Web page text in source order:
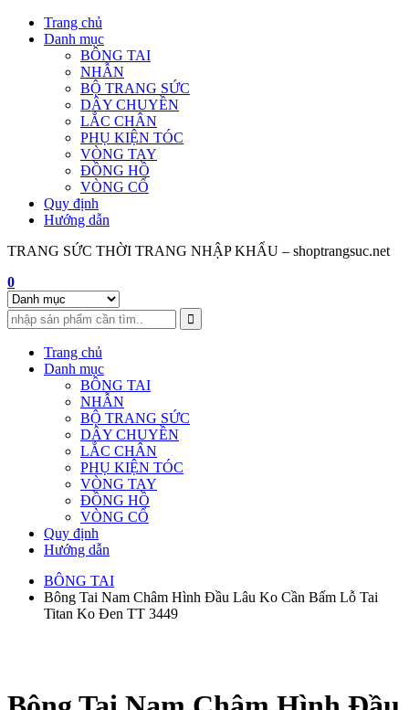
Skip
Trang chủ
Danh mục
BÔNG TAI
NHẪN
BỘ TRANG SỨC
DÂY CHUYỀN
LẮC CHÂN
PHỤ KIỆN TÓC
VÒNG TAY
ĐỒNG HỒ
VÒNG CỔ
Quy định
Hướng dẫn
TRANG SỨC THỜI TRANG NHẬP KHẨU – shoptrangsuc.net
0
Trang chủ
Danh mục
BÔNG TAI
NHẪN
BỘ TRANG SỨC
DÂY CHUYỀN
LẮC CHÂN
PHỤ KIỆN TÓC
VÒNG TAY
ĐỒNG HỒ
VÒNG CỔ
Quy định
Hướng dẫn
BÔNG TAI
Bông Tai Nam Châm Hình Đầu Lâu Ko Cần Bấm Lỗ Tai
Titan Ko Đen TT 3449